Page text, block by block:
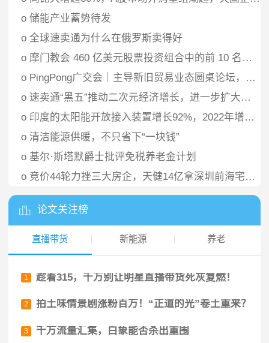
o 储能产业蓄势待发
o 全球速卖通为什么在俄罗斯卖得好
o 摩门教会 460 亿美元股票投资组合中的前 10 名持股
o PingPong广交会｜主导新旧贸易业态圆桌论坛，获取更多全球前沿资讯
o 速卖通“黑五”推动二次元经济增长，进一步扩大手办和潮玩海外市场
o 印度的太阳能开放接入装置增长92%，2022年增加2.GW
o 清洁能源供暖，不只省下“一块钱”
o 基尔·斯塔默爵士批评免税养老金计划
o 竞价44轮力挫三大房企，天健14亿拿深圳前海宅地，周边新盘备案价超7万/平
论文关注榜
直播带货 新能源 养老
1 趁着315，千万别让明星直播带货死灰复燃！
2 拍土味情景剧涨粉百万！“正道的光”卷土重来？
3 千万流量汇集，白象能否杀出重围